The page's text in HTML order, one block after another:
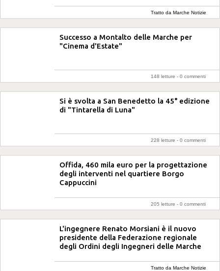
Tratto da Marche Notizie
Successo a Montalto delle Marche per
"Cinema d'Estate"
148 letture - 0 commenti
Si è svolta a San Benedetto la 45° edizione
di "Tintarella di Luna"
228 letture - 0 commenti
Offida, 460 mila euro per la progettazione
degli interventi nel quartiere Borgo
Cappuccini
205 letture - 0 commenti
L'ingegnere Renato Morsiani è il nuovo
presidente della Federazione regionale
degli Ordini degli Ingegneri delle Marche
Tratto da Marche Notizie